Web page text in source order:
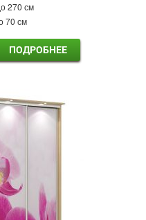
270 см
70 см
ПОДРОБНЕЕ